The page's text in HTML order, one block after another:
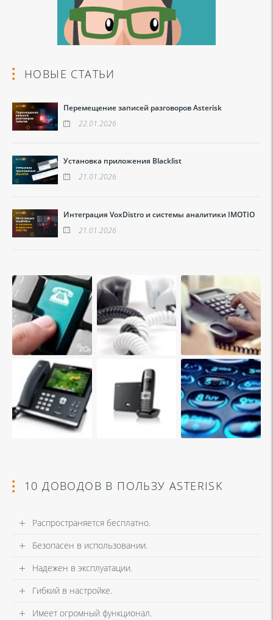
НОВЫЕ СТАТЬИ
Перемещение записей разговоров Asterisk
22.01.2026
Установка приложения Blacklist
21.01.2026
Интеграция VoxDistro и системы аналитики IMOTIO
21.01.2026
10 ДОВОДОВ В ПОЛЬЗУ ASTERISK
Распространяется бесплатно.
Безопасен в использовании.
Надежен в эксплуатации.
Гибкий в настройке.
Имеет огромный функционал.